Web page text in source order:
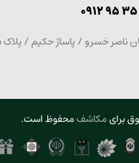
0912 95
ناصر خسرو / پاساژ حکیم / پلاک 275
برایمکاشفمحفوظ است.